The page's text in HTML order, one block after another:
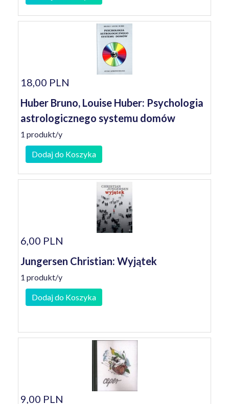
18,00 PLN
Huber Bruno, Louise Huber: Psychologia
astrologicznego systemu domów
1 produkt/y
Dodaj do Koszyka
6,00 PLN
Jungersen Christian: Wyjątek
1 produkt/y
Dodaj do Koszyka
9,00 PLN